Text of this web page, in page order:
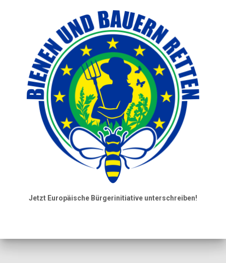
Jetzt Europäische Bürgerinitiative unterschreiben!